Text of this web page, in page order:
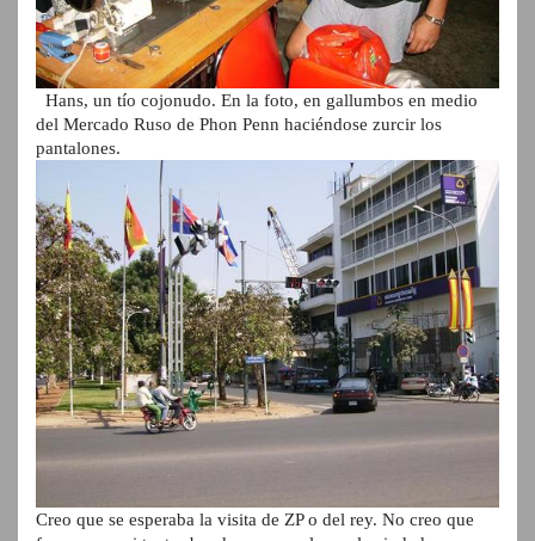
Hans, un tío cojonudo. En la foto, en gallumbos en medio
del Mercado Ruso de Phon Penn haciéndose zurcir los
pantalones.
Creo que se esperaba la visita de ZP o del rey. No creo que